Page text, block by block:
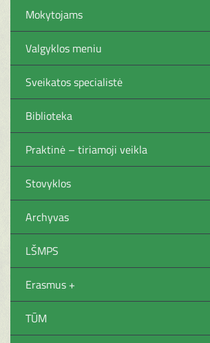
Mokytojams
Valgyklos meniu
Sveikatos specialistė
Biblioteka
Praktinė – tiriamoji veikla
Stovyklos
Archyvas
LŠMPS
Erasmus +
TŪM